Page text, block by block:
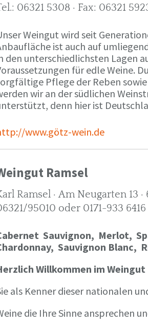
06321 5308 · Fax: 06321
Weingut wird seit
ist auch auf
den unterschiedlichsten Lagen
für edle Weine.
Pflege der Reben
wir an der südlichen
denn hier ist
www.götz-wein.de
Ramsel
Ramsel · Am Neugarten 13
95010 oder 0171-933
Sauvignon, Merlot,
Sauvignon Blanc,
Willkommen im Weingut
als Kenner dieser nationalen
die Ihre Sinne ansprechen